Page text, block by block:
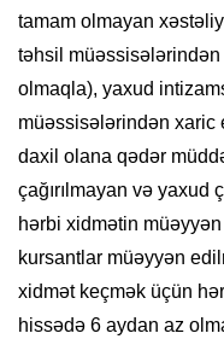
tamam olmayan
təhsil
olmaqla), yaxud
müəssisələrindən xaric
daxil olana qədər
çağırılmayan və yaxud
hərbi xidmətin
kursantlar müəyyən
xidmət keçmək üçün
hissədə 6 aydan az